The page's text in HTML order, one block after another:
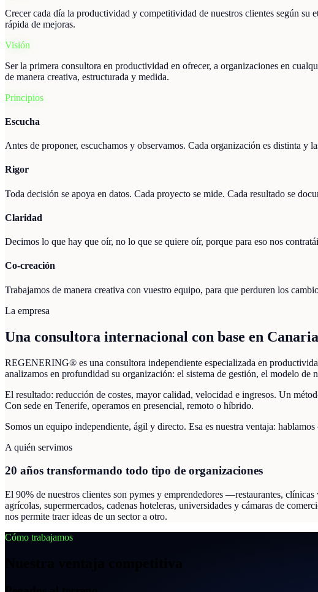
Crecer cada día la productividad y competitividad de nuestros clientes según
rápida de mejoras.
Visión
Ser la primera consultora en productividad en ofrecer, a organizaciones en
de manera creativa, estructurada y medida.
Principios
Escucha
Antes de proponer, escuchamos y observamos. Cada organización es distinta y
Rigor
Toda decisión se apoya en datos. Cada proyecto se mide. Cada resultado se
Claridad
Decimos lo que hay que oír, no lo que se quiere oír, porque para eso nos
Co-creación
Trabajamos de manera creativa con vuestro equipo, para que perduren los
La empresa
Una consultora internacional con base en
REGENERING® es una consultora independiente especializada en
analizamos en profundidad su organización: el sistema de gestión, el modelo
El resultado: reducción de costes, mayor calidad, velocidad e ingresos. Un
Con sede en Tenerife, operamos en presencial, remoto o híbrido.
Somos un equipo independiente, ágil y directo. Esa es nuestra ventaja:
A quién servimos
20 años transformando todo tipo de organizaciones
El 90% de nuestros clientes son pymes y emprendedores —restaurantes,
agrícolas, supermercados, cadenas hoteleras, universidades y cámaras de
nos permite traer ideas de un sector a otro.
Cómo trabajamos